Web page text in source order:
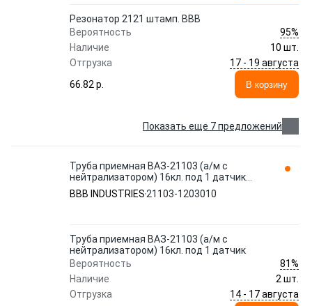
Резонатор 2121 штамп. ВВВ
Вероятность
95%
Наличие
10 шт.
Отгрузка
17 - 19 августа
66.82 p.
В корзину
Показать еще 7 предложений
Труба приемная ВАЗ-21103 (а/м с
нейтрализатором) 16кл. под 1 датчик
21103-1203010 BBB INDUSTRIES
BBB INDUSTRIES 21103-1203010
Труба приемная ВАЗ-21103 (а/м с
нейтрализатором) 16кл. под 1 датчик
Вероятность
81%
Наличие
2 шт.
Отгрузка
14 - 17 августа